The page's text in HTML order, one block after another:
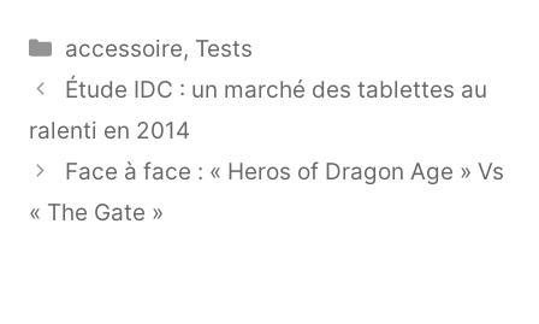
Catégories
accessoire, Tests
Étude IDC : un marché des tablettes au
ralenti en 2014
Face à face : « Heros of Dragon Age » Vs
« The Gate »